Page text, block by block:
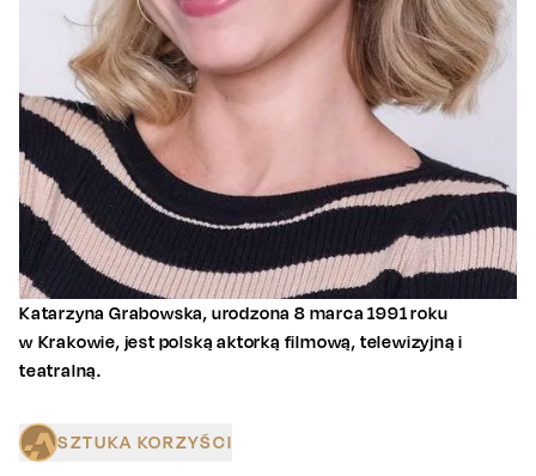
Katarzyna Grabowska, urodzona 8 marca 1991 roku
w Krakowie, jest polską aktorką filmową, telewizyjną i
teatralną.
SZTUKA KORZYŚCI